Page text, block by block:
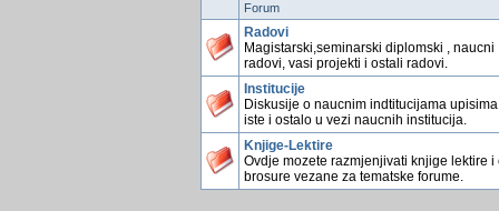
Forum
Radovi
Magistarski,seminarski diplomski , naucni
radovi, vasi projekti i ostali radovi.
Institucije
Diskusije o naucnim indtitucijama
iste i ostalo u vezi naucnih institucija.
Knjige-Lektire
Ovdje mozete razmjenjivati knjige lektire i
brosure vezane za tematske forume.